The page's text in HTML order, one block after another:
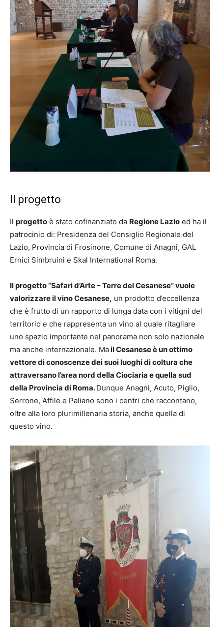
Il progetto
Il progetto è stato cofinanziato da Regione Lazio ed ha il
patrocinio di: Presidenza del Consiglio Regionale del
Lazio, Provincia di Frosinone, Comune di Anagni, GAL
Ernici Simbruini e Skal International Roma.
Il progetto “Safari d’Arte – Terre del Cesanese” vuole
valorizzare il vino Cesanese, un prodotto d’eccellenza
che è frutto di un rapporto di lunga data con i vitigni del
territorio e che rappresenta un vino al quale ritagliare
uno spazio importante nel panorama non solo nazionale
ma anche internazionale. Mail Cesanese è un ottimo
vettore di conoscenze dei suoi luoghi di coltura che
attraversano l’area nord della Ciociaria e quella sud
della Provincia di Roma.Dunque Anagni, Acuto, Piglio,
Serrone, Affile e Paliano sono i centri che raccontano,
oltre alla loro plurimillenaria storia, anche quella di
questo vino.